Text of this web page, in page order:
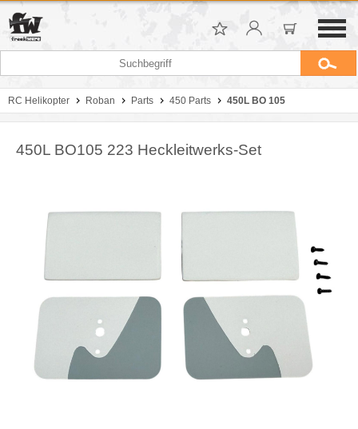
RC Helikopter Roban Parts 450 Parts 450L BO 105
450L BO105 223 Heckleitwerks-Set